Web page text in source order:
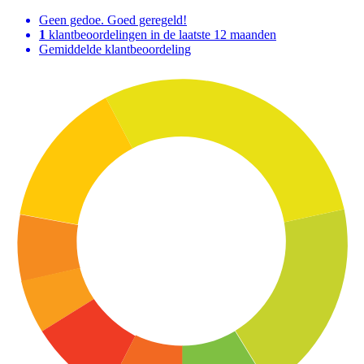
Geen gedoe. Goed geregeld!
1 klantbeoordelingen in de laatste 12 maanden
Gemiddelde klantbeoordeling